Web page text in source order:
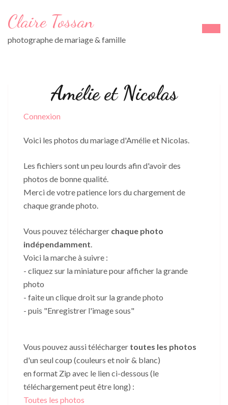
(Pressez
Claire Tossan
photographe de mariage & famille
Amélie et Nicolas
Connexion
Voici les photos du mariage d'Amélie et Nicolas.
Les fichiers sont un peu lourds afin d'avoir des
photos de bonne qualité.
Merci de votre patience lors du chargement de
chaque grande photo.
Vous pouvez télécharger chaque photo
indépendamment.
Voici la marche à suivre :
- cliquez sur la miniature pour afficher la grande
photo
- faite un clique droit sur la grande photo
- puis "Enregistrer l'image sous"
Vous pouvez aussi télécharger toutes les photos
d'un seul coup (couleurs et noir & blanc)
en format Zip avec le lien ci-dessous (le
téléchargement peut être long) :
Toutes les photos